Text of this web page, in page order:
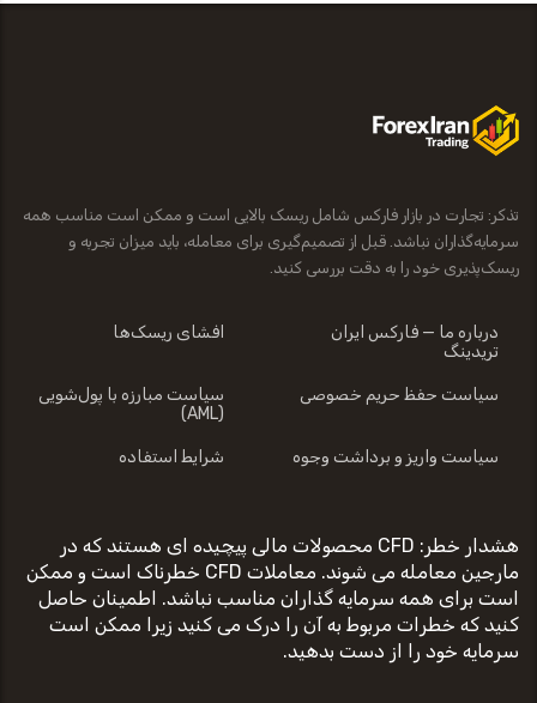
تذکر: تجارت در بازار فارکس شامل ریسک بالایی است و ممکن است مناسب همه
سرمایه‌گذاران نباشد. قبل از تصمیم‌گیری برای معامله، باید میزان تجربه و
ریسک‌پذیری خود را به دقت بررسی کنید.
درباره ما — فارکس ایران
تریدینگ
افشای ریسک‌ها
سیاست حفظ حریم خصوصی
سیاست مبارزه با پول‌شویی
(AML)
سیاست واریز و برداشت وجوه شرایط استفاده
هشدار خطر: CFD محصولات مالی پیچیده ای هستند که در
مارجین معامله می شوند. معاملات CFD خطرناک است و ممکن
است برای همه سرمایه گذاران مناسب نباشد. اطمینان حاصل
کنید که خطرات مربوط به آن را درک می کنید زیرا ممکن است
سرمایه خود را از دست بدهید.